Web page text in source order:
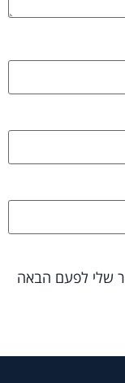
שלי לפעם הבאה